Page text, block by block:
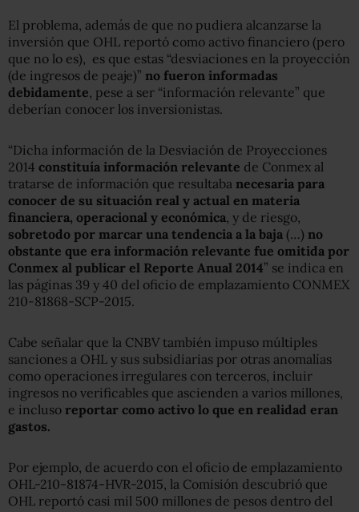
El problema, además de que no pudiera alcanzarse la
inversión que OHL reportó como activo financiero (pero
que no lo es), es que estas “desviaciones en la proyección
(de ingresos de peaje)” no fueron informadas
debidamente , pese a ser “información relevante” que
deberían conocer los inversionistas.
“Dicha información de la Desviación de Proyecciones
2014 constituía información relevante de Conmex al
tratarse de información que resultaba necesaria para
conocer de su situación real y actual en materia
financiera, operacional y económica , y de riesgo,
sobretodo por marcar una tendencia a la baja (…) no
obstante que era información relevante fue omitida por
Conmex al publicar el Reporte Anual 2014” se indica en
las páginas 39 y 40 del oficio de emplazamiento CONMEX
210-81868-SCP-2015.
Cabe señalar que la CNBV también impuso múltiples
sanciones a OHL y sus subsidiarias por otras anomalías
como operaciones irregulares con terceros, incluir
ingresos no verificables que ascienden a varios millones,
e incluso reportar como activo lo que en realidad eran
gastos.
Por ejemplo, de acuerdo con el oficio de emplazamiento
OHL-210-81874-HVR-2015, la Comisión descubrió que
OHL reportó casi mil 500 millones de pesos dentro del